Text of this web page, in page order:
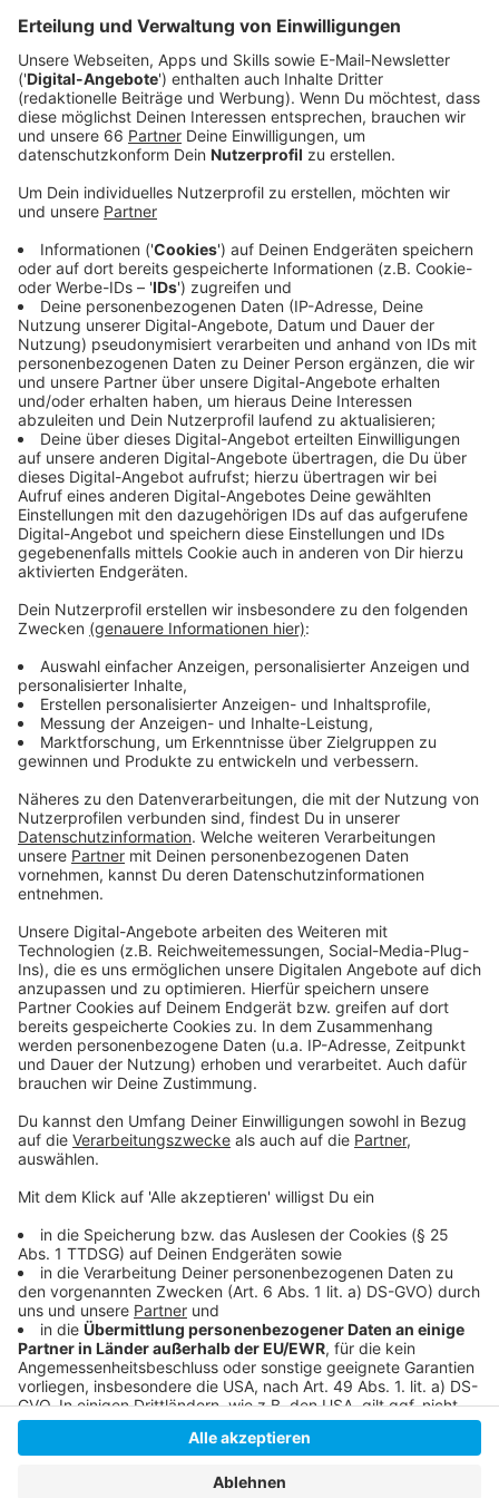
teilweise erlassen.
Veröffentlicht:Donnerstag, 09.09.2021 05:35
Anzeige
Die Stadt will den Wiederaufbau unterstützen, wenn
Betroffene das formlos beantragen. Sie hat außerdem
für uns alle eine neue Starkregen-Gefahrenkarte online
gestellt. Hier können wir das Risiko bei solchen
Unwettern vor unserer Haustüre einschätzen. Heute
(9. September) beschäftigt sich auch die Politik noch
einmal mit dem Hochwasser. In einer Sondersitzung
wird die Stadt ihren Bericht vorlegen, wie Anwohner
zum Beispiel besser geschützt und gewarnt werden
können. Zum Beispiel mit gezielten Nachrichten direkt
auf das Handy.
Anzeige
Weitere Infos und Links zum Thema:
Anzeige
Finanzielle Hilfe für Schäden in Kleingartenanlagen
Meldung der Stadt zur neuen Starkregen-
Gefahrenkarte
HIER ist die Starkregen-Gefahrenkarte
Weitere Hintergründe dazu
Hochwasserbericht der Stadt über Umweltschäden
Hochwasservorhersage soll verbessert werden
Das "Jahrtausend-Hochwasser" in Düsseldorf
Anzeige
Anzeige